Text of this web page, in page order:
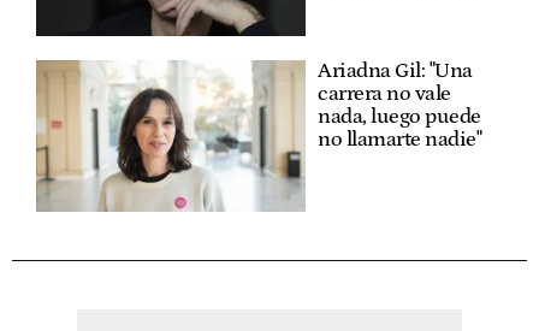
Ariadna Gil: "Una
carrera no vale
nada, luego puede
no llamarte nadie"